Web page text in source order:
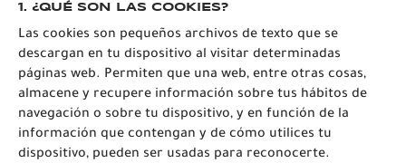
1. ¿QUÉ SON LAS COOKIES?
Las cookies son pequeños archivos de texto que se
descargan en tu dispositivo al visitar determinadas
páginas web. Permiten que una web, entre otras cosas,
almacene y recupere información sobre tus hábitos de
navegación o sobre tu dispositivo, y en función de la
información que contengan y de cómo utilices tu
dispositivo, pueden ser usadas para reconocerte.